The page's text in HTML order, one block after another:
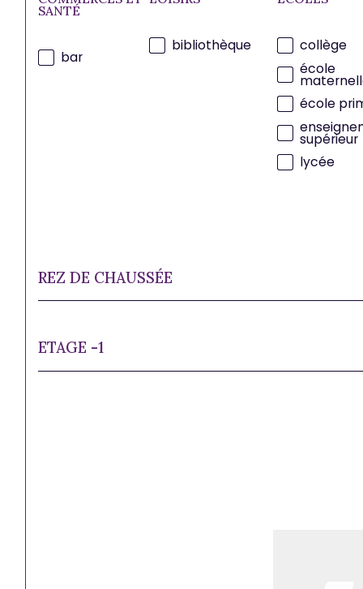
SANTÉ
bar
bibliothèque
collège
école
école
supérieur
lycée
REZ DE CHAUSSÉE
ETAGE -1